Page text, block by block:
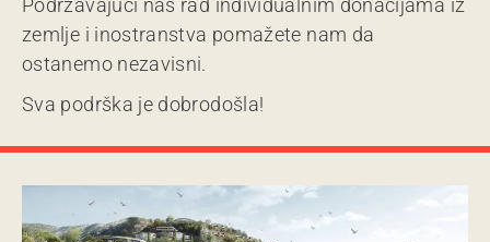
Podržavajući naš rad individualnim donacijama iz
zemlje i inostranstva pomažete nam da
ostanemo nezavisni.
Sva podrška je dobrodošla!